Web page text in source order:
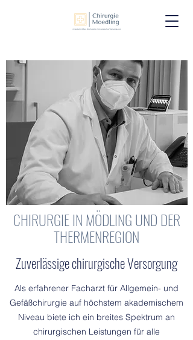
CHIRURGIE IN MÖDLING UND DER
THERMENREGION
Zuverlässige chirurgische Versorgung
Als erfahrener Facharzt für Allgemein- und
Gefäßchirurgie auf höchstem akademischem
Niveau biete ich ein breites Spektrum an
chirurgischen Leistungen für alle